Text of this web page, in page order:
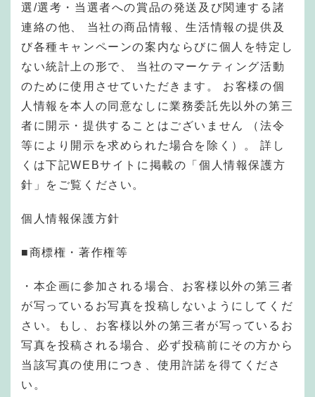
選/選考・当選者への賞品の発送及び関連する諸
連絡の他、 当社の商品情報、生活情報の提供及
び各種キャンペーンの案内ならびに個人を特定し
ない統計上の形で、 当社のマーケティング活動
のために使用させていただきます。 お客様の個
人情報を本人の同意なしに業務委託先以外の第三
者に開示・提供することはございません （法令
等により開示を求められた場合を除く）。 詳し
くは下記WEBサイトに掲載の「個人情報保護方
針」をご覧ください。
個人情報保護方針
■商標権・著作権等
・本企画に参加される場合、お客様以外の第三者
が写っているお写真を投稿しないようにしてくだ
さい。もし、お客様以外の第三者が写っているお
写真を投稿される場合、必ず投稿前にその方から
当該写真の使用につき、使用許諾を得てくださ
い。